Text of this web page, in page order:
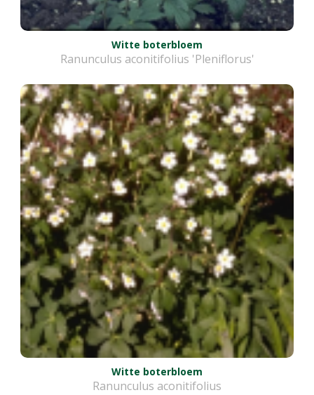
Witte boterbloem
Ranunculus aconitifolius 'Pleniflorus'
Witte boterbloem
Ranunculus aconitifolius